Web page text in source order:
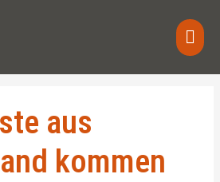
Main
aus
kommen